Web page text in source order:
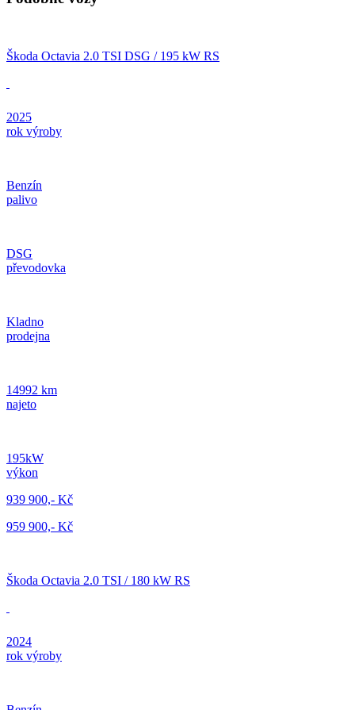
Škoda Octavia 2.0 TSI DSG / 195 kW RS
2025
rok výroby
Benzín
palivo
DSG
převodovka
Kladno
prodejna
14992 km
najeto
195kW
výkon
939 900,- Kč
959 900,- Kč
Škoda Octavia 2.0 TSI / 180 kW RS
2024
rok výroby